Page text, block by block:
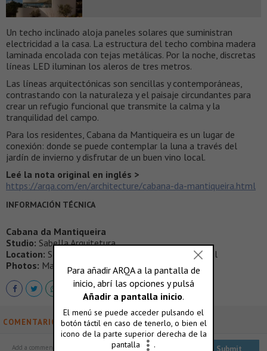
Un techo inclinado aloja paneles solares que suministran
electricidad a la casa. La estructura del techo combina madera
laminada encolada con tejas metálicas. Por la noche, discretas
líneas LED iluminan los aleros de tres metros.
Las líneas arquitectónicas son sencillas y contemporáneas,
contrastando con la naturaleza y el paisaje circundantes para
crear un refugio funcional que transmite la calma y la
tranquilidad del campo.
Para los residentes, Cabana da Mantiqueira es un lugar de
conexión: donde se puede contemplar la luna a través del
jardín de invierno y disfrutar de un buen vino local.
Leé la nota original en inglés >
https://arqa.com/en/architecture/cabana-da-mantiqueira.html
INFORMACIÓN TÉCNICA
Cabana da Mantiqueira
Studio: Sabella Arquitetura
Location: Santo Antônio do Pinhal, São Paulo; Brazil
Photos: Manuel Sá
COMENTARIOS